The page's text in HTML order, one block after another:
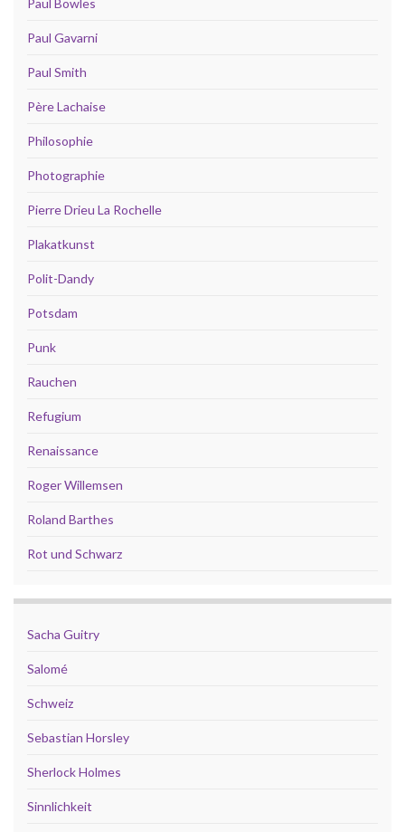
Paul Bowles
Paul Gavarni
Paul Smith
Père Lachaise
Philosophie
Photographie
Pierre Drieu La Rochelle
Plakatkunst
Polit-Dandy
Potsdam
Punk
Rauchen
Refugium
Renaissance
Roger Willemsen
Roland Barthes
Rot und Schwarz
Sacha Guitry
Salomé
Schweiz
Sebastian Horsley
Sherlock Holmes
Sinnlichkeit